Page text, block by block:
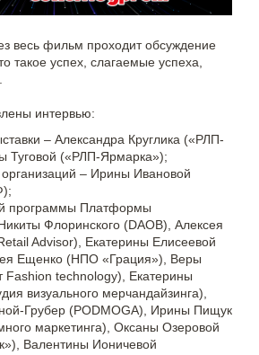
весь фильм проходит обсуждение
такое успех, слагаемые успеха,
интервью:
– Александра Круглика («РЛП-
Туговой («РЛП-Ярмарка»);
организаций – Ирины Ивановой
программы Платформы
Флоринского (DAOB), Алексея
Advisor), Екатерины Елисеевой
Ещенко (НПО «Грация»), Веры
Fashion technology), Екатерины
визуального мерчандайзинга),
Грубер (PODMOGA), Ирины Пищук
маркетинга), Оксаны Озеровой
Валентины Ионичевой